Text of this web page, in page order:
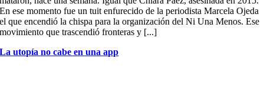
En ese momento fue un tuit enfurecido de la periodista Marcela Ojeda
el que encendió la chispa para la organización del Ni Una Menos. Ese
movimiento que trascendió fronteras y [...]
La utopía no cabe en una app